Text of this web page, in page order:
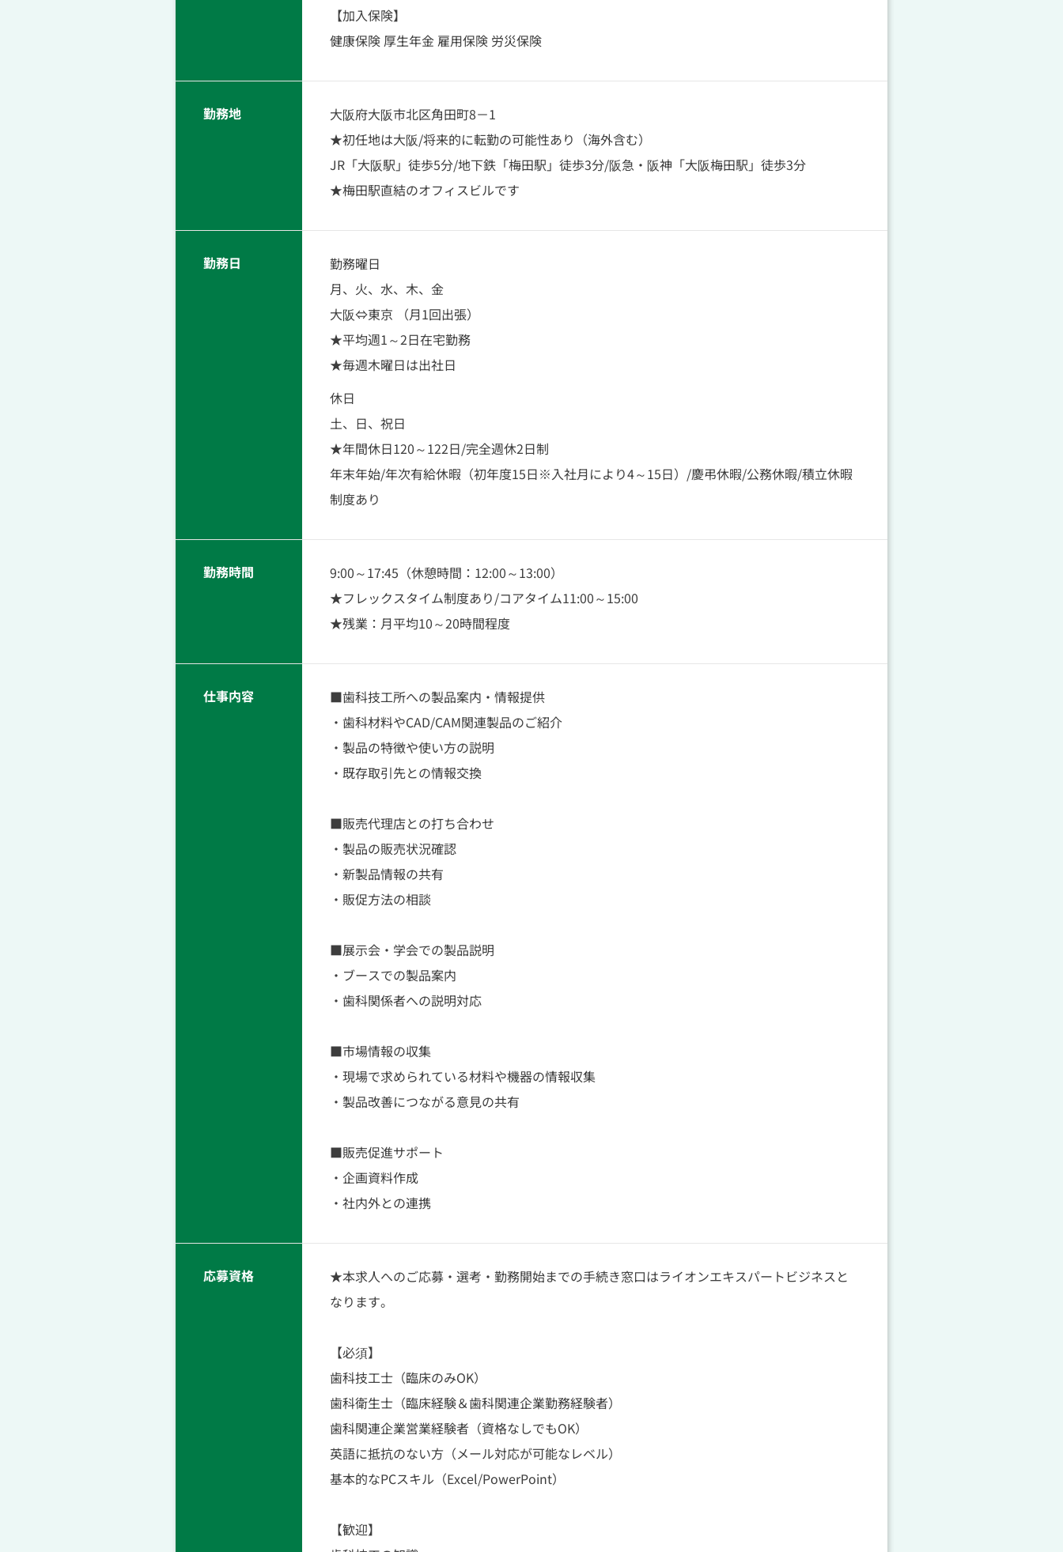
【加入保険】
健康保険 厚生年金 雇用保険 労災保険
勤務地
大阪府大阪市北区角田町8－1
★初任地は大阪/将来的に転勤の可能性あり（海外含む）
JR「大阪駅」徒歩5分/地下鉄「梅田駅」徒歩3分/阪急・阪神「大阪梅田駅」徒歩3分
★梅田駅直結のオフィスビルです
勤務日
勤務曜日
月、火、水、木、金
大阪⇔東京 （月1回出張）
★平均週1～2日在宅勤務
★毎週木曜日は出社日
休日
土、日、祝日
★年間休日120～122日/完全週休2日制
年末年始/年次有給休暇（初年度15日※入社月により4～15日）/慶弔休暇/公務休暇/積立休暇
制度あり
勤務時間
9:00～17:45（休憩時間：12:00～13:00）
★フレックスタイム制度あり/コアタイム11:00～15:00
★残業：月平均10～20時間程度
仕事内容
■歯科技工所への製品案内・情報提供
・歯科材料やCAD/CAM関連製品のご紹介
・製品の特徴や使い方の説明
・既存取引先との情報交換
■販売代理店との打ち合わせ
・製品の販売状況確認
・新製品情報の共有
・販促方法の相談
■展示会・学会での製品説明
・ブースでの製品案内
・歯科関係者への説明対応
■市場情報の収集
・現場で求められている材料や機器の情報収集
・製品改善につながる意見の共有
■販売促進サポート
・企画資料作成
・社内外との連携
応募資格
★本求人へのご応募・選考・勤務開始までの手続き窓口はライオンエキスパートビジネスと
なります。
【必須】
歯科技工士（臨床のみOK）
歯科衛生士（臨床経験＆歯科関連企業勤務経験者）
歯科関連企業営業経験者（資格なしでもOK）
英語に抵抗のない方（メール対応が可能なレベル）
基本的なPCスキル（Excel/PowerPoint）
【歓迎】